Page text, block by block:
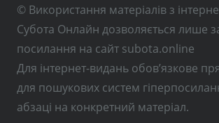
© Використання матеріалів з
Субота Онлайн дозволяється лише
посилання на сайт subota.online
Для інтернет-видань обов’язкове
для пошукових систем
абзаці на конкретний матеріал.